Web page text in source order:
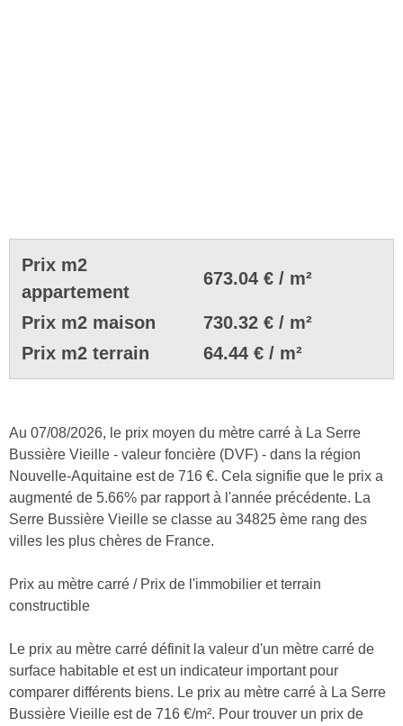
Prix m2
appartement
673.04 € / m²
Prix m2 maison
730.32 € / m²
Prix m2 terrain
64.44 € / m²
Au 07/08/2026, le prix moyen du mètre carré à La Serre
Bussière Vieille - valeur foncière (DVF) - dans la région
Nouvelle-Aquitaine est de 716 €. Cela signifie que le prix a
augmenté de 5.66% par rapport à l'année précédente. La
Serre Bussière Vieille se classe au 34825 ème rang des
villes les plus chères de France.
Prix au mètre carré / Prix de l'immobilier et terrain
constructible
Le prix au mètre carré définit la valeur d'un mètre carré de
surface habitable et est un indicateur important pour
comparer différents biens. Le prix au mètre carré à La Serre
Bussière Vieille est de 716 €/m². Pour trouver un prix de